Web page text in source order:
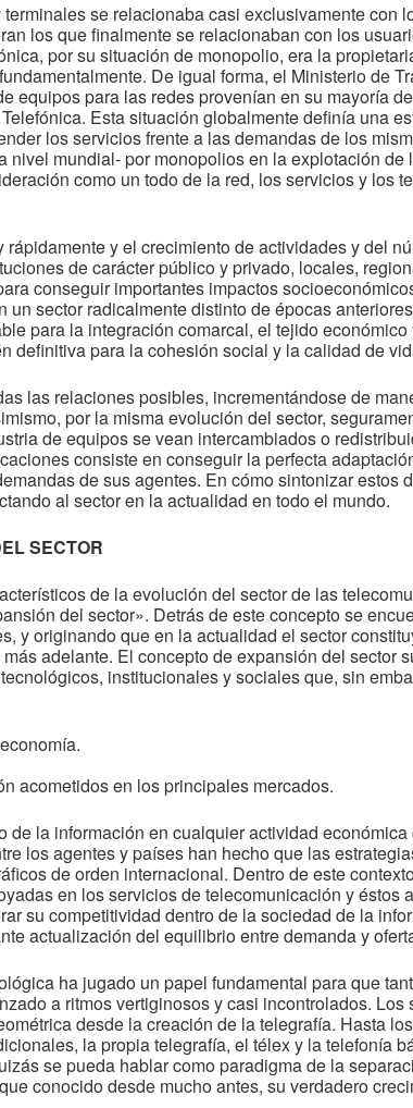
se relacionaba casi exclusivamente con
los que finalmente se relacionaban con los
por su situación de monopolio, era la
De igual forma, el Ministerio de
equipos para las redes provenían en su mayoría
Esta situación globalmente definía una
los servicios frente a las demandas de los
nivel mundial- por monopolios en la explotación
como un todo de la red, los servicios y los
y el crecimiento de actividades y del
de carácter público y privado, locales,
conseguir importantes impactos
un sector radicalmente distinto de épocas
para la integración comarcal, el tejido
definitiva para la cohesión social y la calidad de
las relaciones posibles, incrementándose de
por la misma evolución del sector,
de equipos se vean intercambiados o
consiste en conseguir la perfecta
de sus agentes. En cómo sintonizar estos
al sector en la actualidad en todo el mundo.
SECTOR
de la evolución del sector de las
del sector». Detrás de este concepto se
y originando que en la actualidad el sector
adelante. El concepto de expansión del sector
institucionales y sociales que, sin
acometidos en los principales mercados.
de la información en cualquier actividad
los agentes y países han hecho que las
de orden internacional. Dentro de este
en los servicios de telecomunicación y
su competitividad dentro de la sociedad de la
actualización del equilibrio entre demanda y
ha jugado un papel fundamental para que
a ritmos vertiginosos y casi incontrolados.
desde la creación de la telegrafía. Hasta
la propia telegrafía, el télex y la telefonía
se pueda hablar como paradigma de la
conocido desde mucho antes, su verdadero